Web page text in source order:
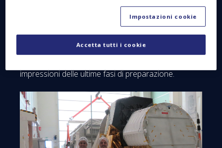
© Thales Alenia Space \ ImagIn
Abbiamo chiesto a Ezio Ciancetta, Deputy Project
Manager del programma e a Laurent Sanna,
Assembly, Integration & Test Systems Manager di
impressioni delle ultime fasi di preparazione.
Impostazioni cookie
Accetta tutti i cookie